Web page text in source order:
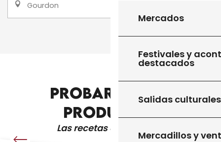
Mercados
Festivales y
destacados
Salidas culturales
Mercadillos y
Gourdon
1 2 ❯ ❯❯
PROBAR OTROS
PRODUCTOS
Las recetas de la abuela
CUEVAS, CASTILLOS Y JARDINES